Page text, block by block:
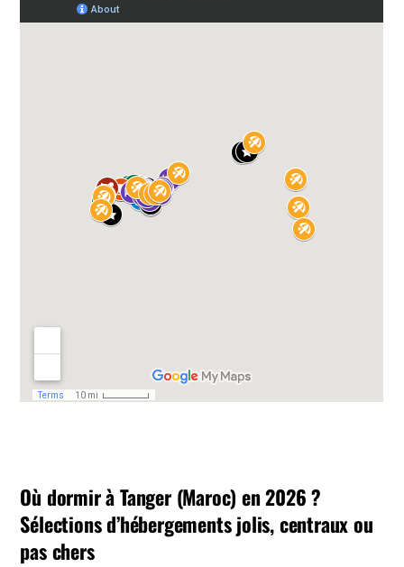
Où dormir à Tanger (Maroc) en 2026 ?
Sélections d’hébergements jolis, centraux ou
pas chers